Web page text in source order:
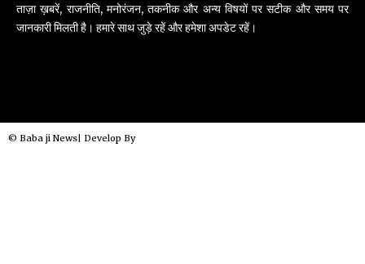
ताज़ा ख़बरें, राजनीति, मनोरंजन, तकनीक और अन्य विषयों पर सटीक और समय पर
जानकारी मिलती है। हमारे साथ जुड़े रहें और हमेशा अपडेट रहें।
© Baba ji News| Develop By